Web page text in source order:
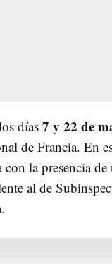
días 7 y 22 de
de Francia. En
con la presencia
al de